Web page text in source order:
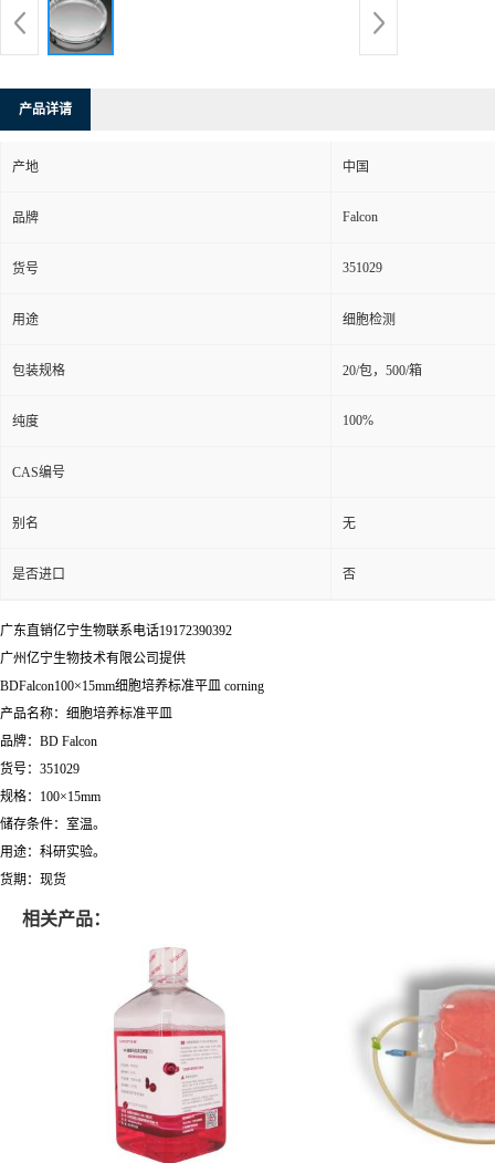
产品详请
产地 中国
品牌 Falcon
货号 351029
用途 细胞检测
包装规格 20/包，500/箱
纯度 100%
CAS编号
别名 无
是否进口 否
广东直销亿宁生物联系电话19172390392
广州亿宁生物技术有限公司提供
BDFalcon100×15mm细胞培养标准平皿 corning
产品名称：细胞培养标准平皿
品牌：BD Falcon
货号：351029
规格：100×15mm
储存条件：室温。
用途：科研实验。
货期：现货
相关产品：